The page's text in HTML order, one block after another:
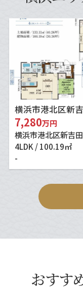
7,280万円
横浜市港北区新吉
4LDK / 100.19㎡
-
おすす